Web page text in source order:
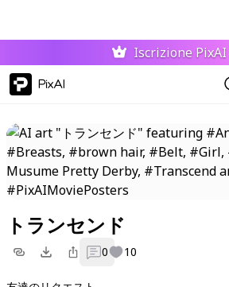
Iscrizione PixAI
PixAI
トランセンド
0 10